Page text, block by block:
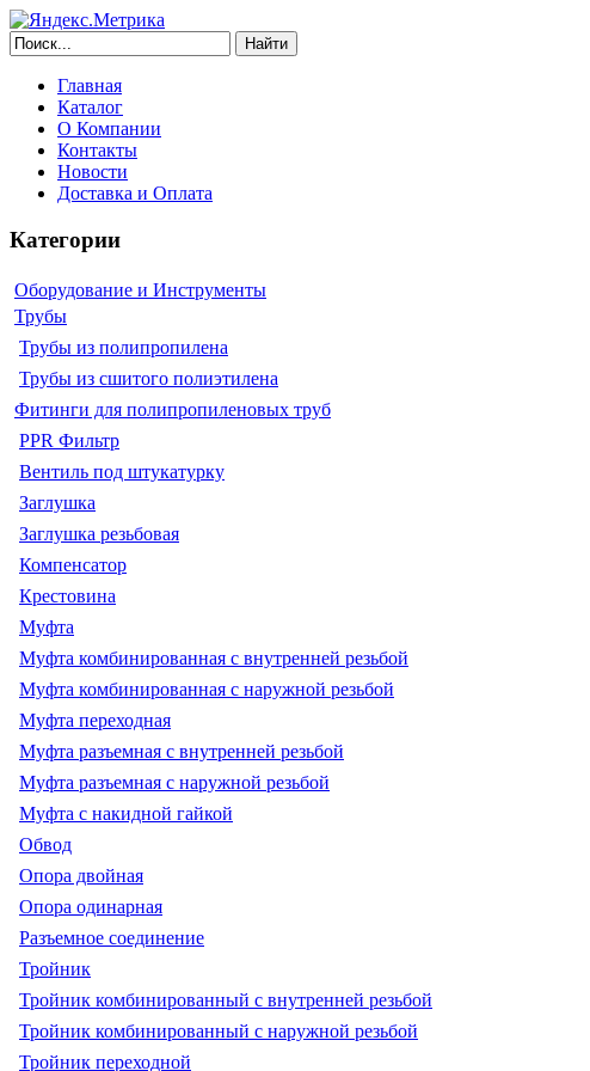
Найти
Главная
Каталог
О Компании
Контакты
Новости
Доставка и Оплата
Категории
Оборудование и Инструменты
Трубы
Трубы из полипропилена
Трубы из сшитого полиэтилена
Фитинги для полипропиленовых труб
PPR Фильтр
Вентиль под штукатурку
Заглушка
Заглушка резьбовая
Компенсатор
Крестовина
Муфта
Муфта комбинированная с внутренней резьбой
Муфта комбинированная с наружной резьбой
Муфта переходная
Муфта разъемная с внутренней резьбой
Муфта разъемная с наружной резьбой
Муфта с накидной гайкой
Обвод
Опора двойная
Опора одинарная
Разъемное соединение
Тройник
Тройник комбинированный с внутренней резьбой
Тройник комбинированный с наружной резьбой
Тройник переходной